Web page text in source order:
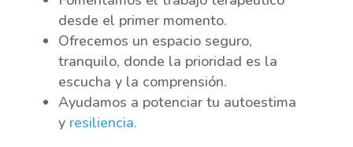
desde el primer momento.
Ofrecemos un espacio seguro,
tranquilo, donde la prioridad es la
escucha y la comprensión.
Ayudamos a potenciar tu autoestima
yresiliencia.